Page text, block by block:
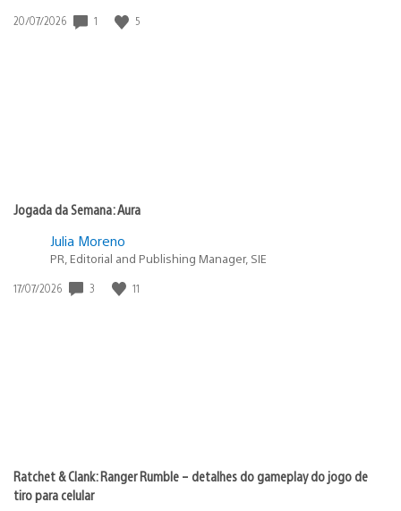
Data
20/07/2026 1 5
Jogada da Semana: Aura
Julia Moreno
PR, Editorial and Publishing Manager, SIE
Data
17/07/2026 3 11
Ratchet & Clank: Ranger Rumble – detalhes do gameplay do jogo de
tiro para celular